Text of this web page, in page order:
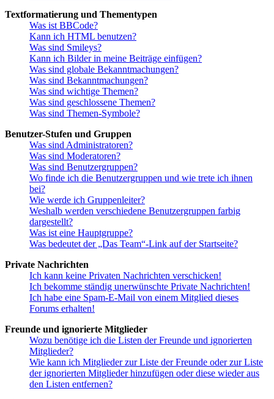
Textformatierung und Thementypen
Was ist BBCode?
Kann ich HTML benutzen?
Was sind Smileys?
Kann ich Bilder in meine Beiträge einfügen?
Was sind globale Bekanntmachungen?
Was sind Bekanntmachungen?
Was sind wichtige Themen?
Was sind geschlossene Themen?
Was sind Themen-Symbole?
Benutzer-Stufen und Gruppen
Was sind Administratoren?
Was sind Moderatoren?
Was sind Benutzergruppen?
Wo finde ich die Benutzergruppen und wie trete ich ihnen
bei?
Wie werde ich Gruppenleiter?
Weshalb werden verschiedene Benutzergruppen farbig
dargestellt?
Was ist eine Hauptgruppe?
Was bedeutet der „Das Team“-Link auf der Startseite?
Private Nachrichten
Ich kann keine Privaten Nachrichten verschicken!
Ich bekomme ständig unerwünschte Private Nachrichten!
Ich habe eine Spam-E-Mail von einem Mitglied dieses
Forums erhalten!
Freunde und ignorierte Mitglieder
Wozu benötige ich die Listen der Freunde und ignorierten
Mitglieder?
Wie kann ich Mitglieder zur Liste der Freunde oder zur Liste
der ignorierten Mitglieder hinzufügen oder diese wieder aus
den Listen entfernen?